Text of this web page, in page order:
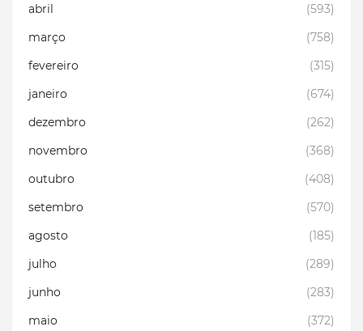
abril
(593)
março
(758)
fevereiro
(315)
janeiro
(674)
dezembro
(262)
novembro
(368)
outubro
(408)
setembro
(570)
agosto
(185)
julho
(289)
junho
(283)
maio
(372)